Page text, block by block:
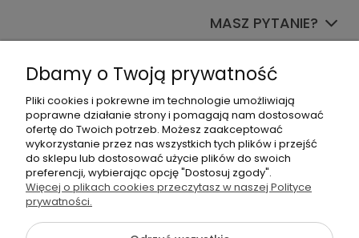
MASZ PYTANIE?
+48 570 367 989
Dbamy o Twoją prywatność
Pliki cookies i pokrewne im technologie umożliwiają
poprawne działanie strony i pomagają nam dostosować
ofertę do Twoich potrzeb. Możesz zaakceptować
wykorzystanie przez nas wszystkich tych plików i przejść
do sklepu lub dostosować użycie plików do swoich
preferencji, wybierając opcję "Dostosuj zgody".
Więcej o plikach cookies przeczytasz w naszej Polityce
prywatności.